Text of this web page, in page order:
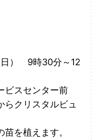
） 9時30分～12
スセンター前
クリスタルビュ
植えます。